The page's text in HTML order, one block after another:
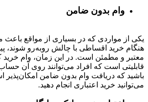
وام بدون ضامن
یکی از مواردی که در بسیاری از مواقع باعث
هنگام خرید اقساطی با چالش روبه‌رو شوند،
معتبر و مطمئن است. در این زمان، وام خرید
قابلیتی است که افراد می‌توانند روی آن
باشید که دریافت وام بدون ضامن
می‌توانید خرید اعتباری انجام دهید.